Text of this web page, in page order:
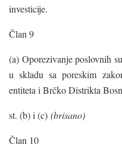
investicije.
Član 9
(a) Oporezivanje poslovnih
u skladu sa poreskim
entiteta i Brčko Distrikta
st. (b) i (c) (brisano)
Član 10